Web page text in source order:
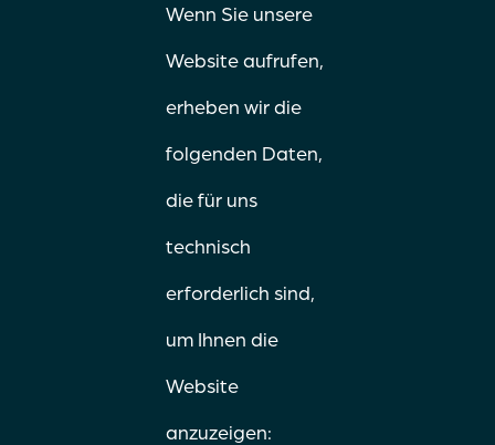
Wenn Sie unsere
Website aufrufen,
erheben wir die
folgenden Daten,
die für uns
technisch
erforderlich sind,
um Ihnen die
Website
anzuzeigen: